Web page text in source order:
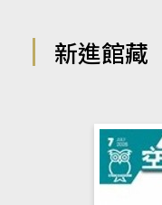
新進館藏